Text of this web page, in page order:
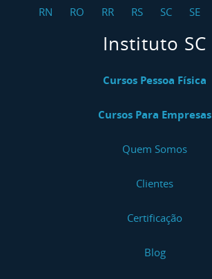
RN
RO RR RS SC SE
Instituto SC
Cursos Pessoa Física
Cursos Para Empresas
Quem Somos
Clientes
Certificação
Blog